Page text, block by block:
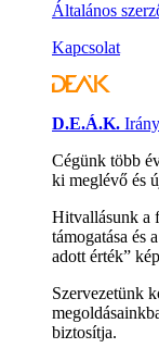
Általános
Kapcsolat
D.E.Á.K.
Cégünk több
ki meglévő és
Hitvallásunk a
támogatása és
adott érték”
Szervezetünk
biztosítja.